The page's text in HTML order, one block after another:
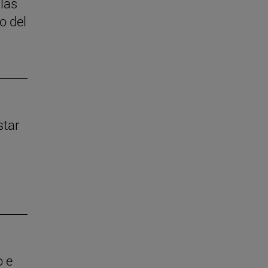
del
e